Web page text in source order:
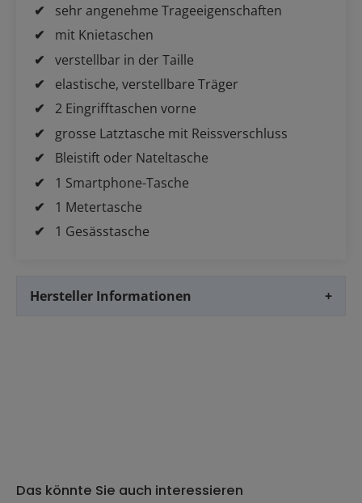
sehr angenehme Trageeigenschaften
mit Knietaschen
verstellbar in der Taille
elastische, verstellbare Träger
2 Eingrifftaschen vorne
grosse Latztasche mit Reissverschluss
Bleistift oder Nateltasche
1 Smartphone-Tasche
1 Metertasche
1 Gesässtasche
Hersteller Informationen +
Das könnte Sie auch interessieren